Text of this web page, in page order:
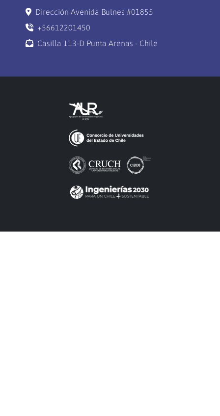
Dirección Avenida Bulnes #01855
+56612201450
Casilla 113-D Punta Arenas - Chile